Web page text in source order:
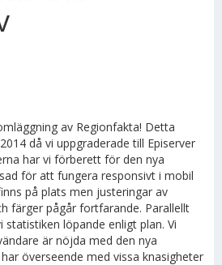
av Regionfakta! Detta
då vi uppgraderade till Episerver
har vi förberett för den nya
för att fungera responsivt i mobil
på plats men justeringar av
färger pågår fortfarande. Parallellt
löpande enligt plan. Vi
är nöjda med den nya
överseende med vissa knasigheter